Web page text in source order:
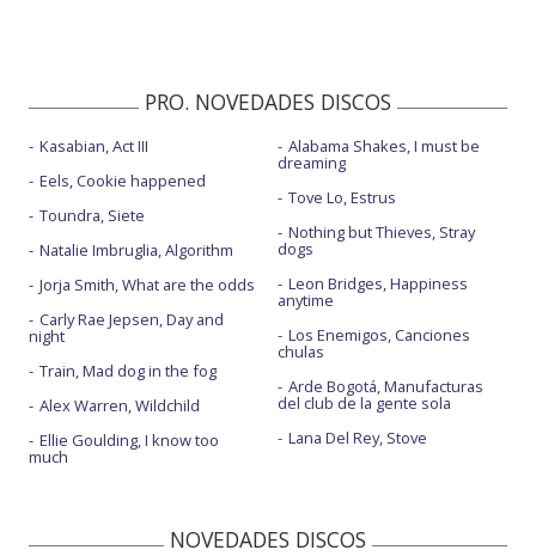
PRO. NOVEDADES DISCOS
Kasabian, Act III
Eels, Cookie happened
Toundra, Siete
Natalie Imbruglia, Algorithm
Jorja Smith, What are the odds
Carly Rae Jepsen, Day and
night
Train, Mad dog in the fog
Alex Warren, Wildchild
Ellie Goulding, I know too
much
Alabama Shakes, I must be
dreaming
Tove Lo, Estrus
Nothing but Thieves, Stray
dogs
Leon Bridges, Happiness
anytime
Los Enemigos, Canciones
chulas
Arde Bogotá, Manufacturas
del club de la gente sola
Lana Del Rey, Stove
NOVEDADES DISCOS